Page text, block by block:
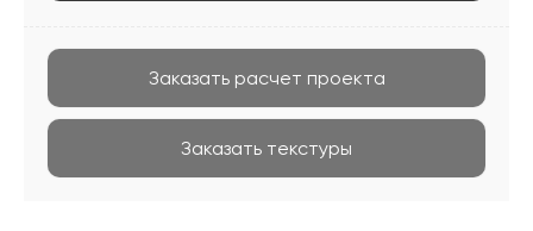
Заказать расчет проекта
Заказать текстуры